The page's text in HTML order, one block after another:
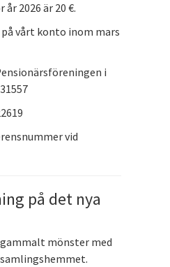
2026 är 20 €.
vårt konto inom mars
i
vid
på det nya
mönster med